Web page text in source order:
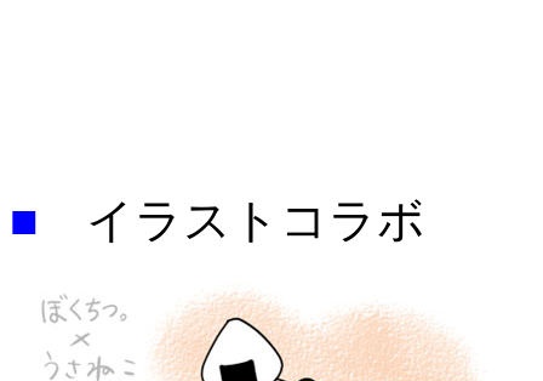
■ イラストコラボ